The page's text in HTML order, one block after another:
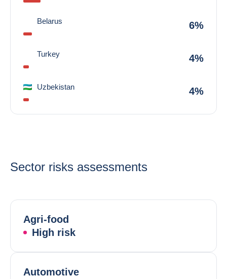
Belarus 6%
Turkey 4%
Uzbekistan 4%
Sector risks assessments
Agri-food
High risk
Automotive